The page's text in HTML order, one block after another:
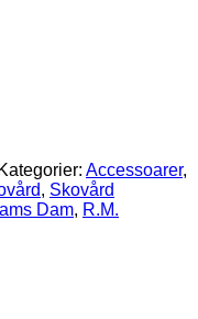
Kategorier: Accessoarer,
, Skovård
Dam, R.M.